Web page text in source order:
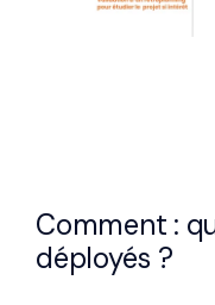
Comment :
déployés ?